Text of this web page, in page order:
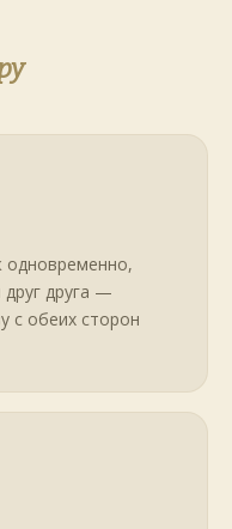
одновременно,
друга —
с обеих сторон